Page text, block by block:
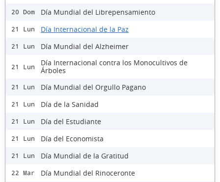
20 Dom Día Mundial del Librepensamiento
21 Lun Día Internacional de la Paz
21 Lun Día Mundial del Alzheimer
21 Lun
Día Internacional contra los Monocultivos de
Árboles
21 Lun Día Mundial del Orgullo Pagano
21 Lun Día de la Sanidad
21 Lun Día del Estudiante
21 Lun Día del Economista
21 Lun Día Mundial de la Gratitud
22 Mar Día Mundial del Rinoceronte